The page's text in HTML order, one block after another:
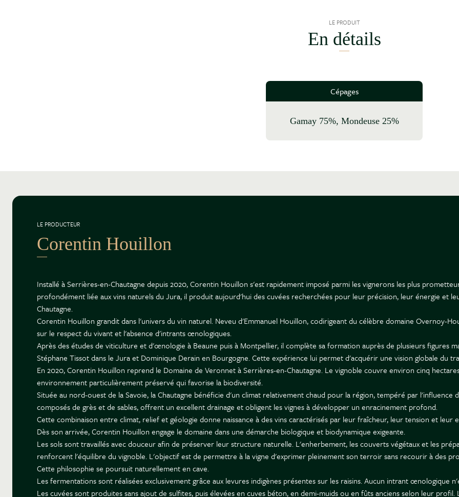
LE PRODUIT
En détails
Cépages
Gamay 75%, Mondeuse 25%
LE PRODUCTEUR
Corentin Houillon
Installé à Serrières-en-Chautagne depuis 2020, Corentin Houillon s'est rapidement imposé parmi les vignerons les plus
profondément liée aux vins naturels du Jura, il produit aujourd'hui des cuvées recherchées pour leur précision, leur énergie et
Chautagne.
Corentin Houillon grandit dans l'univers du vin naturel. Neveu d'Emmanuel Houillon, codirigeant du célèbre domaine Overnoy-
sur le respect du vivant et l'absence d'intrants œnologiques.
Après des études de viticulture et d'œnologie à Beaune puis à Montpellier, il complète sa formation auprès de plusieurs figures
Stéphane Tissot dans le Jura et Dominique Derain en Bourgogne. Cette expérience lui permet d'acquérir une vision globale du
En 2020, Corentin Houillon reprend le Domaine de Veronnet à Serrières-en-Chautagne. Le vignoble couvre environ cinq
environnement particulièrement préservé qui favorise la biodiversité.
Située au nord-ouest de la Savoie, la Chautagne bénéficie d'un climat relativement chaud pour la région, tempéré par l'influence
composés de grès et de sables, offrent un excellent drainage et obligent les vignes à développer un enracinement profond.
Cette combinaison entre climat, relief et géologie donne naissance à des vins caractérisés par leur fraîcheur, leur tension et leur
Dès son arrivée, Corentin Houillon engage le domaine dans une démarche biologique et biodynamique exigeante.
Les sols sont travaillés avec douceur afin de préserver leur structure naturelle. L'enherbement, les couverts végétaux et les
renforcent l'équilibre du vignoble. L'objectif est de permettre à la vigne d'exprimer pleinement son terroir sans recourir à des
Cette philosophie se poursuit naturellement en cave.
Les fermentations sont réalisées exclusivement grâce aux levures indigènes présentes sur les raisins. Aucun intrant œnologique
Les cuvées sont produites sans ajout de sulfites, puis élevées en cuves béton, en demi-muids ou en fûts anciens selon leur